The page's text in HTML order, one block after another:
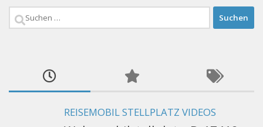
Suchen
REISEMOBIL STELLPLATZ VIDEOS